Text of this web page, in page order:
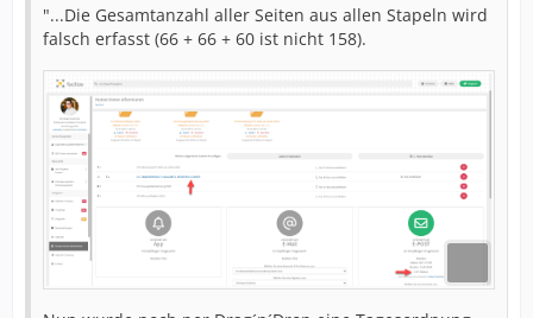
"...Die Gesamtanzahl aller Seiten aus allen Stapeln wird
falsch erfasst (66 + 66 + 60 ist nicht 158).